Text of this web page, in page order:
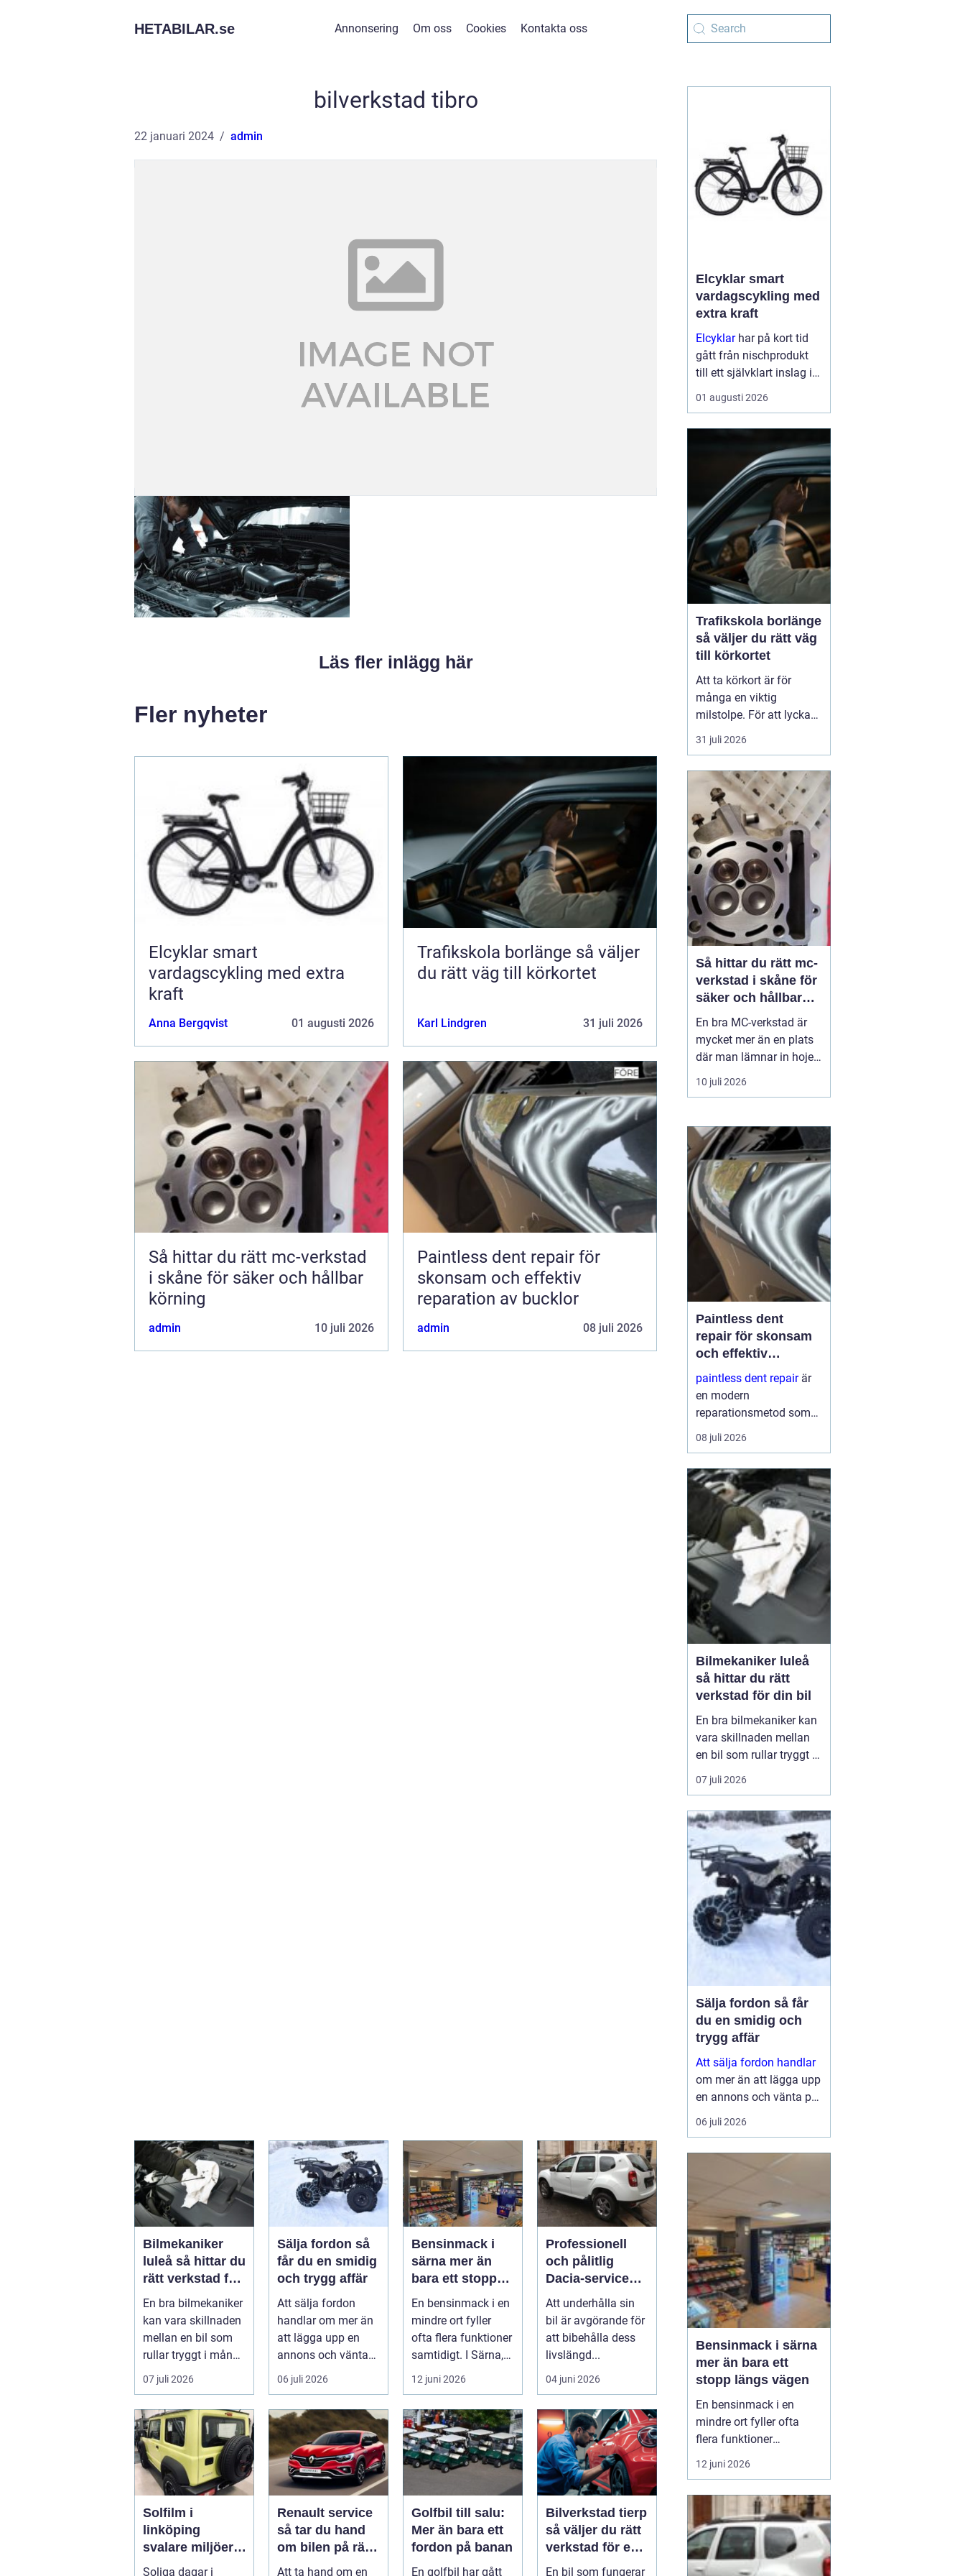
HETABILAR.se Annonsering Om oss Cookies Kontakta oss
bilverkstad tibro
22 januari 2024 admin
Läs fler inlägg här
Fler nyheter
Elcyklar smart
vardagscykling med extra
kraft
Anna Bergqvist 01 augusti 2026
Trafikskola borlänge så väljer
du rätt väg till körkortet
Karl Lindgren 31 juli 2026
Så hittar du rätt mc-verkstad
i skåne för säker och hållbar
körning
admin 10 juli 2026
Paintless dent repair för
skonsam och effektiv
reparation av bucklor
admin 08 juli 2026
Bilmekaniker
luleå så hittar du
rätt verkstad för
din bil
En bra bilmekaniker
kan vara skillnaden
mellan en bil som
rullar tryggt i många
år och
återkommande ...
07 juli 2026
Sälja fordon så
får du en smidig
och trygg affär
Att sälja fordon
handlar om mer än
att lägga upp en
annons och vänta
på svar. Många vill
få en bra p...
06 juli 2026
Bensinmack i
särna mer än
bara ett stopp
längs vägen
En bensinmack i en
mindre ort fyller
ofta flera funktioner
samtidigt. I Särna,
mitt i norra
Dalarna,...
12 juni 2026
Professionell
och pålitlig
Dacia-service
för din bil
Att underhålla sin
bil är avgörande för
att bibehålla dess
livslängd...
04 juni 2026
Solfilm i
linköping
svalare miljöer,
lägre kostnader
Soliga dagar i
Renault service
så tar du hand
om bilen på rätt
sätt
Att ta hand om en
Golfbil till salu:
Mer än bara ett
fordon på banan
En golfbil har gått
Bilverkstad tierp
så väljer du rätt
verkstad för en
tryggare
En bil som fungerar
Elcyklar smart
vardagscykling med
extra kraft
Elcyklarhar på kort tid
gått från nischprodukt
till ett självklart inslag i
många städer och
samhällen.
elassistans gör det
enklare att välja cykeln i
01 augusti 2026
Trafikskola borlänge
så väljer du rätt väg
till körkortet
Att ta körkort är för
många en viktig
milstolpe. För att lyckas
på ett tryggt och
effektivt sätt spelar valet
Den som söker en
Trafikskola Borlänge
möter i dag många
alternativ, med a...
31 juli 2026
Så hittar du rätt mc-
verkstad i skåne för
säker och hållbar
körning
En bra MC-verkstad är
mycket mer än en plats
där man lämnar in hojen
när något går sönder.
För många förare i
trygghet, säkerhet och
körglädje under lång tid
framöver. En
genomtänkt serviceplan
förlänger livslängden på
motorcykel...
10 juli 2026
Paintless dent
repair för skonsam
och effektiv
reparation av
bucklor
paintless dent repairär
en modern
reparationsmetod som
används för att ta bort
bucklor i bilplåt utan att
har blivit mycket populär
i sverige eftersom den
kombinerar
hantverksskickl...
08 juli 2026
Bilmekaniker luleå
så hittar du rätt
verkstad för din bil
En bra bilmekaniker kan
vara skillnaden mellan
en bil som rullar tryggt i
många år och
återkommande problem
I Luleå finns många
verkstäder att välja på,
men hur vet du
egentligen vem som gör
ett bra jobb, håller vad
de lova...
07 juli 2026
Sälja fordon så får
du en smidig och
trygg affär
Att sälja fordon handlar
om mer än att lägga upp
en annons och vänta på
svar. Många vill få en
bra peng för bilen,
snöskotern, men lika
viktigt är en säker affär,
snabb betalning oc...
06 juli 2026
Bensinmack i särna
mer än bara ett
stopp längs vägen
En bensinmack i en
mindre ort fyller ofta
flera funktioner
samtidigt. I Särna, mitt i
norra Dalarna, blir
knutpunkt för både
ortsbor och
genomresande. Här
handlar det om mer än
12 juni 2026